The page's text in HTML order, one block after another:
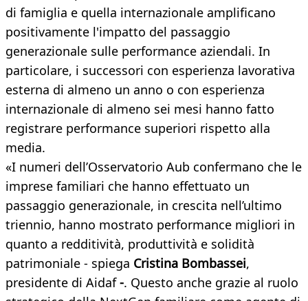
di famiglia e quella internazionale amplificano
positivamente l'impatto del passaggio
generazionale sulle performance aziendali. In
particolare, i successori con esperienza lavorativa
esterna di almeno un anno o con esperienza
internazionale di almeno sei mesi hanno fatto
registrare performance superiori rispetto alla
media.
«I numeri dell’Osservatorio Aub confermano che le
imprese familiari che hanno effettuato un
passaggio generazionale, in crescita nell’ultimo
triennio, hanno mostrato performance migliori in
quanto a redditività, produttività e solidità
patrimoniale - spiega Cristina Bombassei,
presidente di Aidaf-. Questo anche grazie al ruolo